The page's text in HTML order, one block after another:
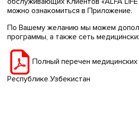
можно ознакомиться в Приложение.
По Вашему желанию мы можем
программы, а также сеть
Полный перечен
Республике Узбекистан